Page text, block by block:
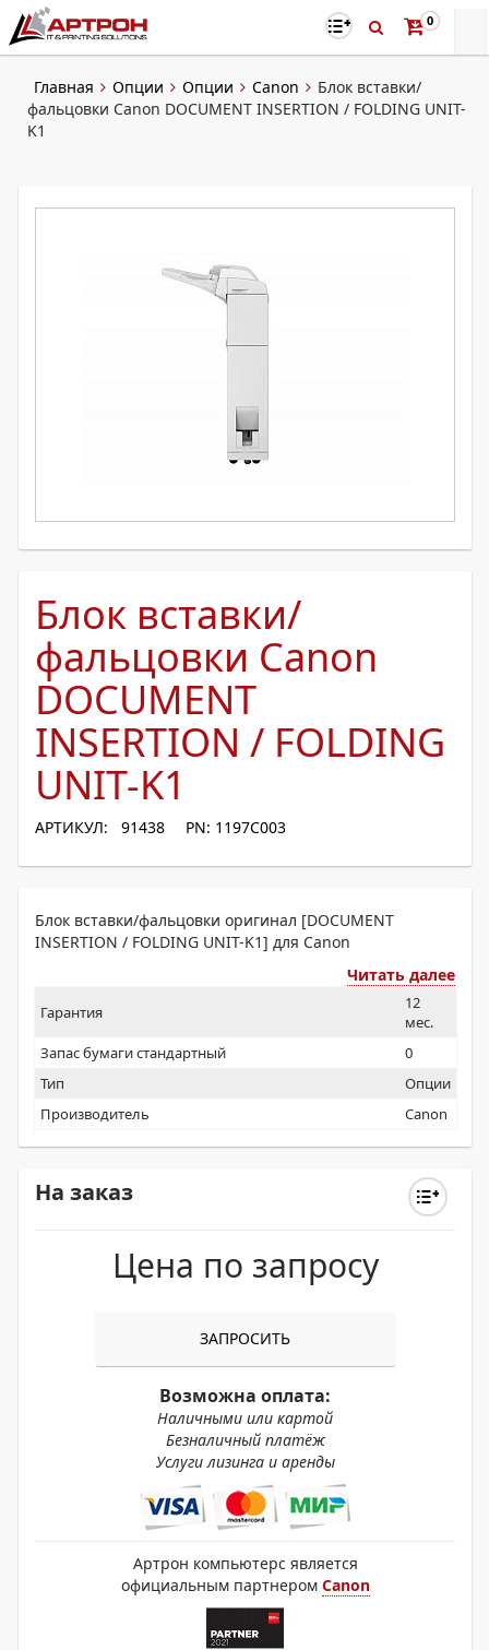
0
Главная Опции Опции Canon
Блок вставки/
фальцовки Canon DOCUMENT INSERTION / FOLDING UNIT-
K1
Блок вставки/
фальцовки Canon
DOCUMENT
INSERTION / FOLDING
UNIT-K1
АРТИКУЛ: 91438 PN: 1197C003
Блок вставки/фальцовки оригинал [DOCUMENT
INSERTION / FOLDING UNIT-K1] для Canon
Читать далее
Гарантия
12
мес.
Запас бумаги стандартный
0
Тип
Опции
Производитель
Canon
На заказ
Цена по запросу
ЗАПРОСИТЬ
Возможна оплата:
Наличными или картой
Безналичный платёж
Услуги лизинга и аренды
Артрон компьютерс является
официальным партнером Canon